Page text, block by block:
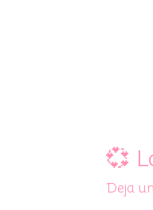
💞
Deja
La
Vita
in